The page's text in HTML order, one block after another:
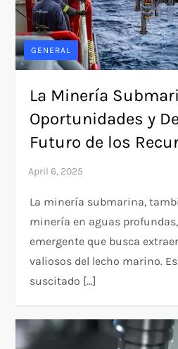
GENERAL
La Minería
Oportunidades y
Futuro de los
La minería submarina,
minería en aguas
emergente que busca
valiosos del lecho marino.
suscitado […]